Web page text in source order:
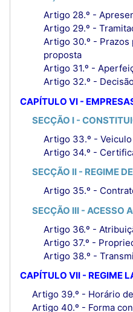
Artigo 28.º -
Artigo 29.º -
Artigo 30.º - Prazos
proposta
Artigo 31.º -
Artigo 32.º -
CAPÍTULO VI -
SECÇÃO I -
Artigo 33.º -
Artigo 34.º -
SECÇÃO II - REGIME
Artigo 35.º -
SECÇÃO III - ACESSO
Artigo 36.º -
Artigo 37.º -
Artigo 38.º -
CAPÍTULO VII - REGIME
Artigo 39.º - Horário
Artigo 40.º - Forma